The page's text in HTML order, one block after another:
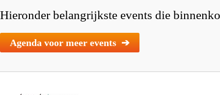
Hieronder belangrijkste events die
Agenda voor meer events ➔